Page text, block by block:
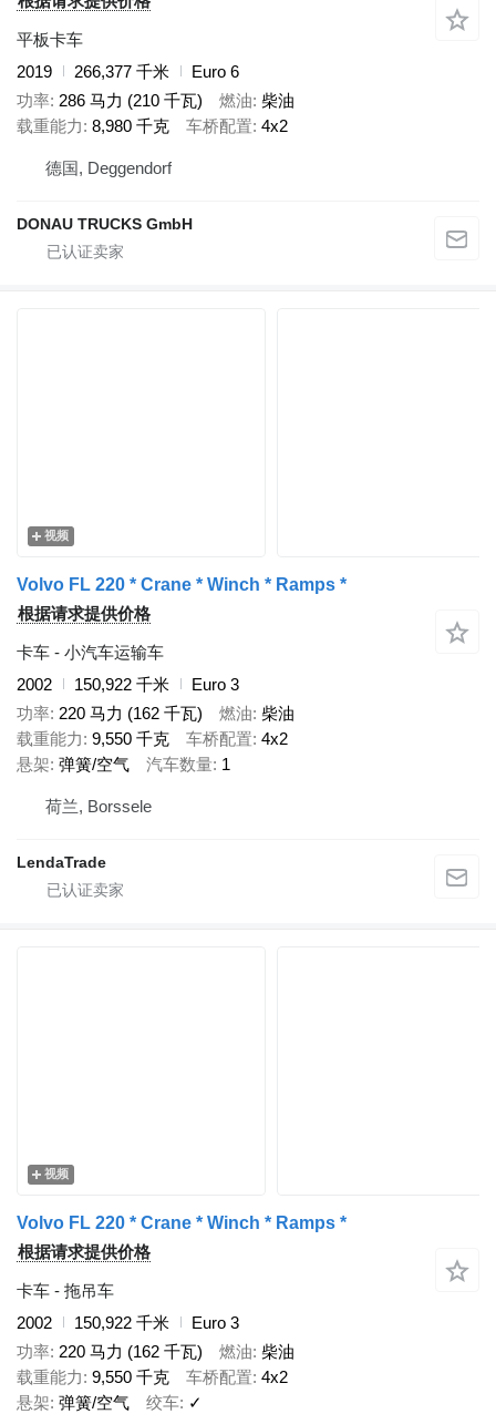
平板卡车
2019
266,377 千米
Euro 6
功率 286 马力 (210 千瓦) 燃油 柴油
载重能力 8,980 千克 车桥配置 4x2
德国, Deggendorf
DONAU TRUCKS GmbH
视频
Volvo FL 220 * Crane * Winch * Ramps *
根据请求提供价格
卡车 - 小汽车运输车
2002
150,922 千米
Euro 3
功率 220 马力 (162 千瓦) 燃油 柴油
载重能力 9,550 千克 车桥配置 4x2
悬架 弹簧/空气 汽车数量 1
荷兰, Borssele
LendaTrade
视频
Volvo FL 220 * Crane * Winch * Ramps *
根据请求提供价格
卡车 - 拖吊车
2002
150,922 千米
Euro 3
功率 220 马力 (162 千瓦) 燃油 柴油
载重能力 9,550 千克 车桥配置 4x2
悬架 弹簧/空气 绞车 ✓